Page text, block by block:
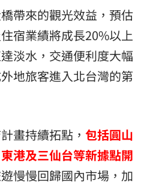
帶來的觀光效益，預估
宿業績將成長20%以上
淡水，交通便利度大幅
地旅客進入北台灣的第
畫持續拓點， 包括圓山
港及三仙台等新據點開
慢慢回歸國內市場，加